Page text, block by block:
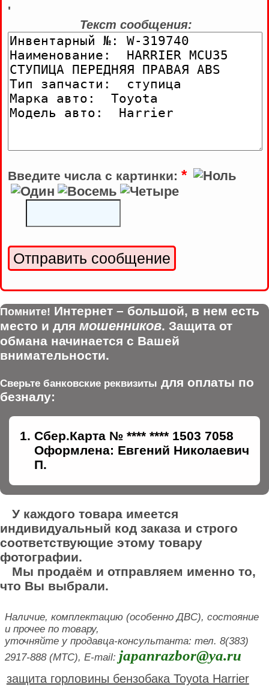
'
Текст сообщения:
Введите числа с картинки: *
Помните! Интернет – большой, в нем есть
место и для мошенников. Защита от
обмана начинается с Вашей
внимательности.
Сверьте банковские реквизиты для оплаты по
безналу:
Сбер.Карта № **** **** 1503 7058
Оформлена: Евгений Николаевич
П.
У каждого товара имеется
индивидуальный код заказа и строго
соответствующие этому товару
фотографии.
Мы продаём и отправляем именно то,
что Вы выбрали.
Наличие, комплектацию (особенно ДВС), состояние
и прочее по товару,
уточняйте у продавца-консультанта: тел. 8(383)
2917-888 (МТС), E-mail: japanrazbor@ya.ru
защита горловины бензобака Toyota Harrier